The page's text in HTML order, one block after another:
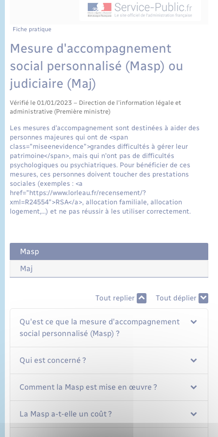
Fiche pratique
Mesure d'accompagnement
social personnalisé (Masp) ou
judiciaire (Maj)
Vérifié le 01/01/2023 – Direction de l'information légale et
administrative (Première ministre)
Les mesures d'accompagnement sont destinées à aider des
personnes majeures qui ont de <span
class="miseenevidence">grandes difficultés à gérer leur
patrimoine</span>, mais qui n'ont pas de difficultés
psychologiques ou psychiatriques. Pour bénéficier de ces
mesures, ces personnes doivent toucher des prestations
sociales (exemples : <a
href="https://www.lorleau.fr/recensement/?
xml=R24554">RSA</a>, allocation familiale, allocation
logement,…) et ne pas réussir à les utiliser correctement.
Masp
Maj
Tout replier Tout déplier
Qu'est ce que la mesure d'accompagnement
social personnalisé (Masp) ?
Qui est concerné ?
Comment la Masp est mise en œuvre ?
La Masp a-t-elle un coût ?